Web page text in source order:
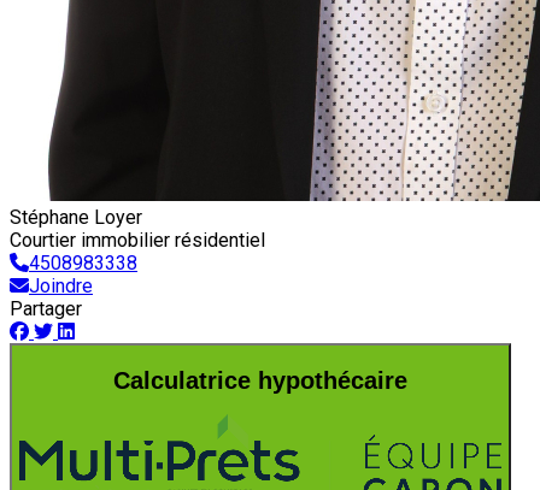
Stéphane Loyer
Courtier immobilier résidentiel
4508983338
Joindre
Partager
Calculatrice hypothécaire